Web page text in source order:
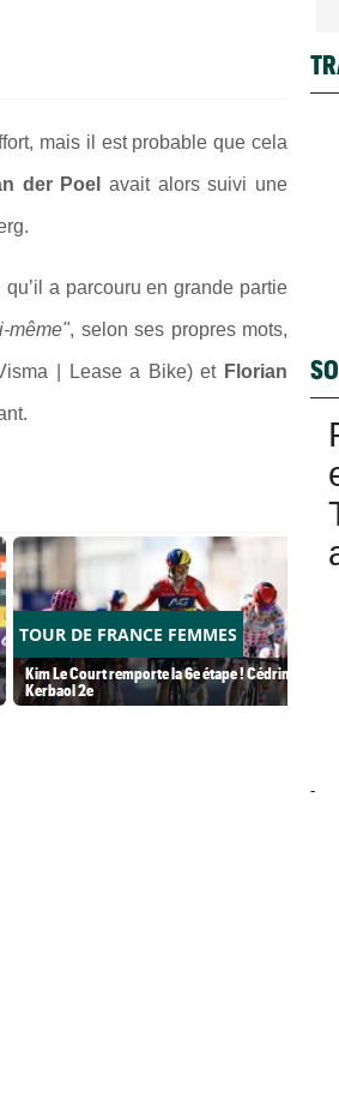
mais il est probable que cela
der Poel avait alors suivi une
a parcouru en grande partie
même", selon ses propres mots,
| Lease a Bike) et Florian
TOUR DE FRANCE FEMMES
Kim Le Court remporte la 6e étape ! Cédrine
Kerbaol 2e
-